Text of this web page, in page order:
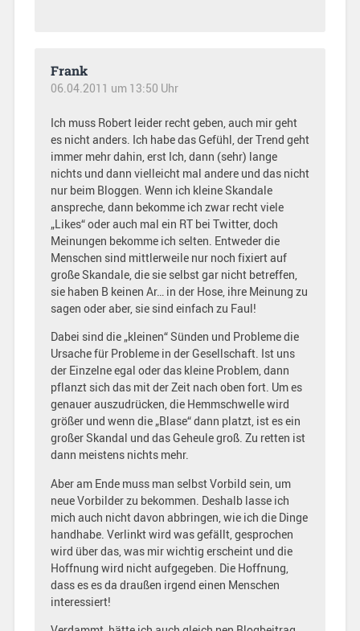
Frank
06.04.2011 um 13:50 Uhr
Ich muss Robert leider recht geben, auch mir geht
es nicht anders. Ich habe das Gefühl, der Trend geht
immer mehr dahin, erst Ich, dann (sehr) lange
nichts und dann vielleicht mal andere und das nicht
nur beim Bloggen. Wenn ich kleine Skandale
anspreche, dann bekomme ich zwar recht viele
„Likes“ oder auch mal ein RT bei Twitter, doch
Meinungen bekomme ich selten. Entweder die
Menschen sind mittlerweile nur noch fixiert auf
große Skandale, die sie selbst gar nicht betreffen,
sie haben B keinen Ar… in der Hose, ihre Meinung zu
sagen oder aber, sie sind einfach zu Faul!
Dabei sind die „kleinen“ Sünden und Probleme die
Ursache für Probleme in der Gesellschaft. Ist uns
der Einzelne egal oder das kleine Problem, dann
pflanzt sich das mit der Zeit nach oben fort. Um es
genauer auszudrücken, die Hemmschwelle wird
größer und wenn die „Blase“ dann platzt, ist es ein
großer Skandal und das Geheule groß. Zu retten ist
dann meistens nichts mehr.
Aber am Ende muss man selbst Vorbild sein, um
neue Vorbilder zu bekommen. Deshalb lasse ich
mich auch nicht davon abbringen, wie ich die Dinge
handhabe. Verlinkt wird was gefällt, gesprochen
wird über das, was mir wichtig erscheint und die
Hoffnung wird nicht aufgegeben. Die Hoffnung,
dass es es da draußen irgend einen Menschen
interessiert!